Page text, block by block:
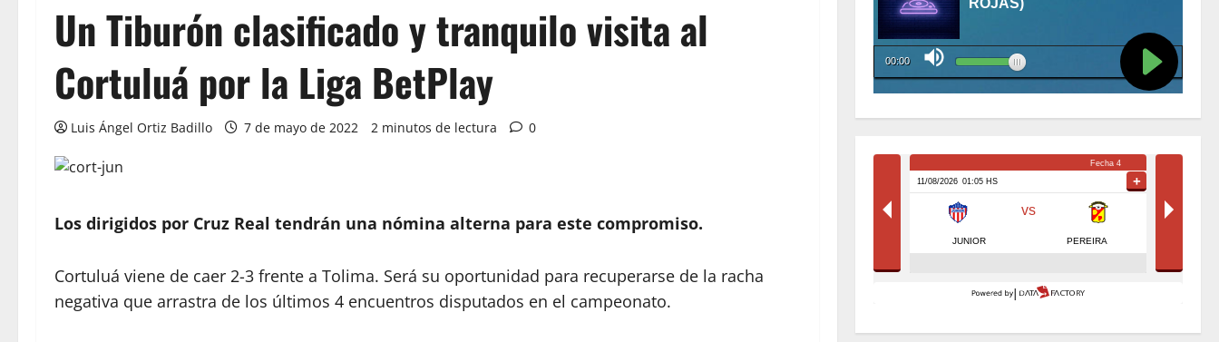
Un Tiburón clasificado y tranquilo visita al
Cortuluá por la Liga BetPlay
Luis Ángel Ortiz Badillo 7 de mayo de 2022 2 minutos de lectura 0
Los dirigidos por Cruz Real tendrán una nómina alterna para este compromiso.
Cortuluá viene de caer 2-3 frente a Tolima. Será su oportunidad para recuperarse de la racha
negativa que arrastra de los últimos 4 encuentros disputados en el campeonato.